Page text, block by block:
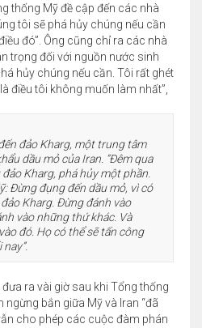
thống Mỹ đề cập đến các nhà
tôi sẽ phá hủy chúng nếu cần
đó”. Ông cũng chỉ ra các nhà
trọng đối với nguồn nước sinh
hủy chúng nếu cần. Tôi rất ghét
điều tôi không muốn làm nhất”,
đảo Kharg, một trung tâm
dầu mỏ của Iran. “Đêm qua
Kharg, phá hủy một phần.
Đừng đụng đến dầu mỏ, vì có
Kharg. Đừng đánh vào
vào những thứ khác. Và
đó. Họ có thể sẽ tấn công
ra vài giờ sau khi Tổng thống
bắn giữa Mỹ và Iran “đã
cho phép các cuộc đàm phán